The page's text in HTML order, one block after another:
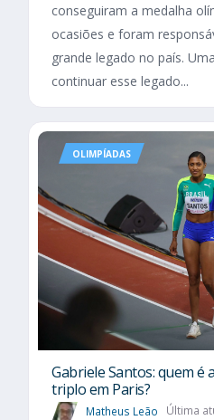
conseguiram a medalha
ocasiões e foram
grande legado no país.
continuar esse legado...
OLIMPÍADAS
Gabriele Santos: quem é
triplo em Paris?
Matheus Leão Última